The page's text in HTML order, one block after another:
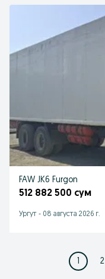
FAW JK6 Furgon
512 882 500 сум
Ургут - 08 августа 2026 г.
1 2